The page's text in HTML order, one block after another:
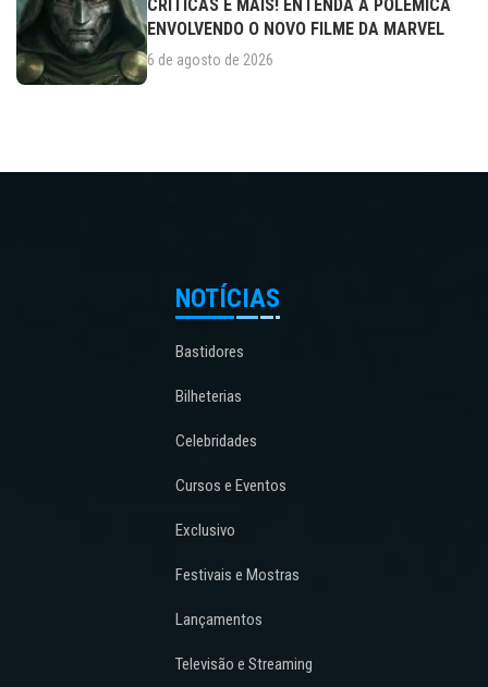
CRÍTICAS E MAIS! ENTENDA A POLÊMICA
ENVOLVENDO O NOVO FILME DA MARVEL
6 de agosto de 2026
NOTÍCIAS
Bastidores
Bilheterias
Celebridades
Cursos e Eventos
Exclusivo
Festivais e Mostras
Lançamentos
Televisão e Streaming